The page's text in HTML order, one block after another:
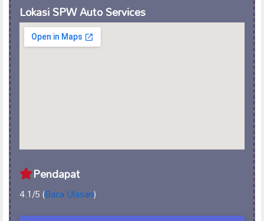
Lokasi SPW Auto Services
Pendapat
4.1/5 (Baca Ulasan)